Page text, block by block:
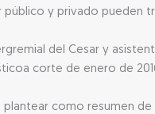
y privado pueden
del Cesar y
corte de enero de
como resumen